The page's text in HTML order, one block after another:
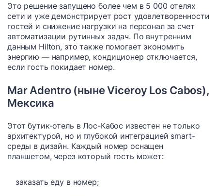
Это решение запущено более чем в 5 000 отелях
сети и уже демонстрирует рост удовлетворенности
гостей и снижение нагрузки на персонал за счет
автоматизации рутинных задач. По внутренним
данным Hilton, это также помогает экономить
энергию — например, кондиционер отключается,
если гость покидает номер.
Mar Adentro (ныне Viceroy Los Cabos),
Мексика
Этот бутик-отель в Лос-Кабос известен не только
архитектурой, но и глубокой интеграцией smart-
среды в дизайн. Каждый номер оснащен
планшетом, через который гость может:
заказать еду в номер;